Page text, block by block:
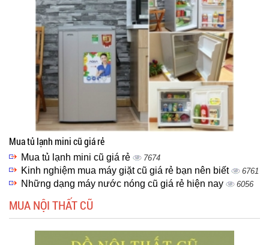
Mua tủ lạnh mini cũ giá rẻ
Mua tủ lạnh mini cũ giá rẻ 7674
Kinh nghiệm mua máy giặt cũ giá rẻ bạn nên biết 6761
Những dạng máy nước nóng cũ giá rẻ hiện nay 6056
MUA NỘI THẤT CŨ